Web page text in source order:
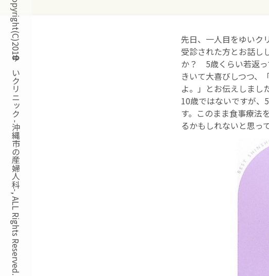
Copyright(C)2018ゆいクリニック -沖縄市の産婦人科-, ALL Rights Reserved.
先日、一人目をゆいク
受診された方とお話し
か？ 5歳くらい若返っ
きいて大喜びしつつ、
よ。」とお伝えしまし
10歳ではないですが、
す。このまま食事療法
るかもしれないと思っ